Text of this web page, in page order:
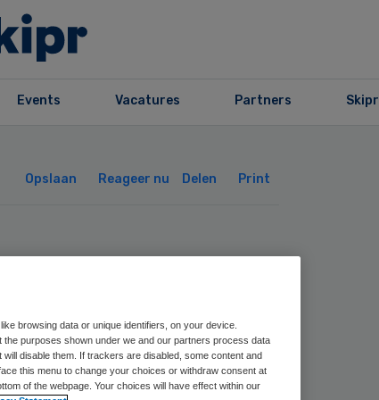
Events Vacatures Partners Skipr
Opslaan Reageer nu Delen Print
browsing data or unique identifiers, on your device.
purposes shown under we and our partners process data
disable them. If trackers are disabled, some content and
this menu to change your choices or withdraw consent at
of the webpage. Your choices will have effect within our